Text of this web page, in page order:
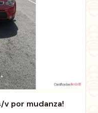
v por mudanza!